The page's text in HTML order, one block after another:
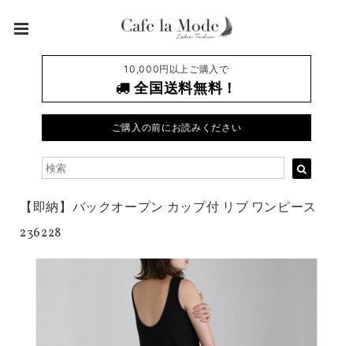
10,000円以上ご購入で
全国送料無料！
ご購入の前にお読みください
【即納】バックオープン カップ付 リブ ワンピース
236228